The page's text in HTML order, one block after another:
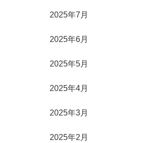
2025年7月
2025年6月
2025年5月
2025年4月
2025年3月
2025年2月